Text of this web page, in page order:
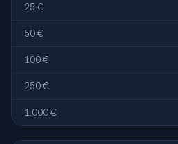
25 €
50 €
100 €
250 €
1.000 €